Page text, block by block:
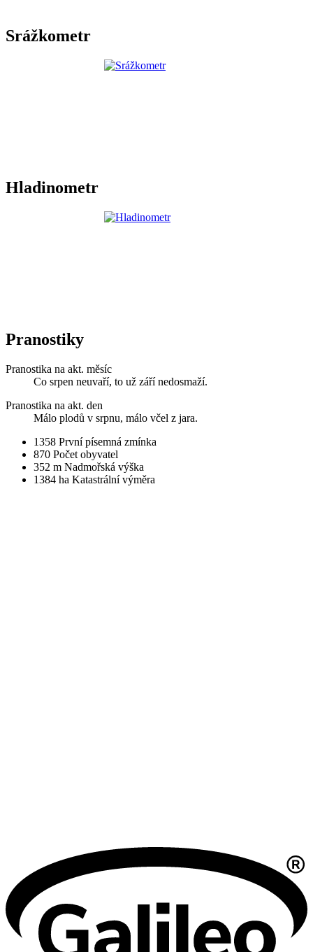
Srážkometr
Hladinometr
Pranostiky
Pranostika na akt. měsíc
Co srpen neuvaří, to už září nedosmaží.
Pranostika na akt. den
Málo plodů v srpnu, málo včel z jara.
1358 První písemná zmínka
870 Počet obyvatel
352 m Nadmořská výška
1384 ha Katastrální výměra